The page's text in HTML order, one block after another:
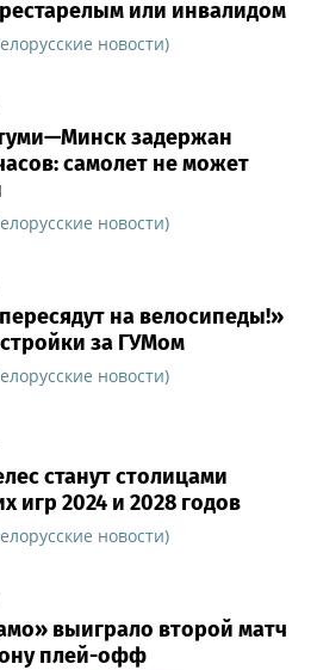
или инвалидом
новости)
задержан
самолет не может
новости)
на велосипеды!»
за ГУМом
новости)
станут столицами
игр 2024 и 2028 годов
новости)
выиграло второй матч
плей-офф